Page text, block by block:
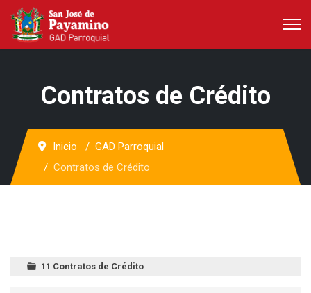
Contratos de Crédito
Inicio
GAD Parroquial
Contratos de Crédito
11 Contratos de Crédito